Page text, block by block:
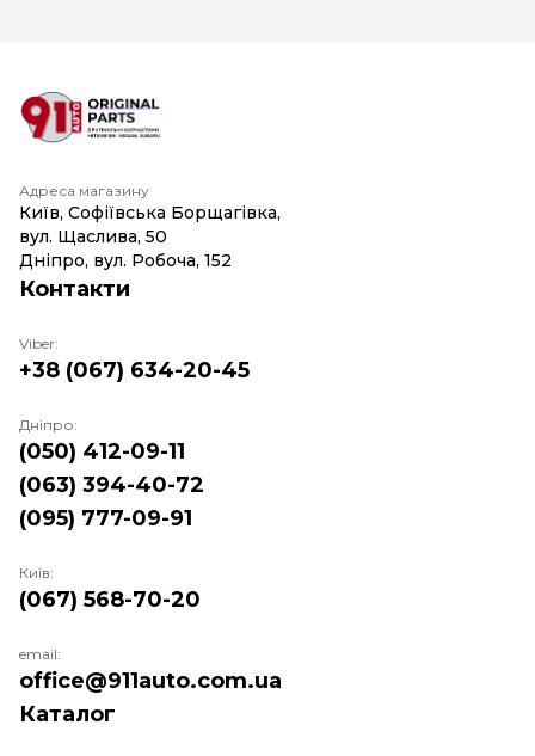
Адреса магазину
Київ, Софіївська Борщагівка,
вул. Щаслива, 50
Дніпро, вул. Робоча, 152
Каталог
Контакти
Viber:
+38 (067) 634-20-45
Дніпро:
(050) 412-09-11
(063) 394-40-72
(095) 777-09-91
Київ:
(067) 568-70-20
email:
office@911auto.com.ua